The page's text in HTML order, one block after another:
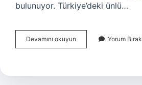
bulunuyor. Türkiye’deki ünlü…
Devamını okuyun
Ne
Var
Yorum Bırak